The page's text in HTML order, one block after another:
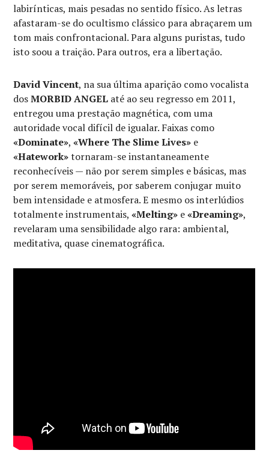
labirínticas, mais pesadas no sentido físico. As letras
afastaram-se do ocultismo clássico para abraçarem um
tom mais confrontacional. Para alguns puristas, tudo
isto soou a traição. Para outros, era a libertação.
David Vincent, na sua última aparição como vocalista
dosMORBID ANGEL até ao seu regresso em 2011,
entregou uma prestação magnética, com uma
autoridade vocal difícil de igualar. Faixas como
«Dominate»,«Where The Slime Lives» e
«Hatework»tornaram-se instantaneamente
reconhecíveis — não por serem simples e básicas, mas
por serem memoráveis, por saberem conjugar muito
bem intensidade e atmosfera. E mesmo os interlúdios
totalmente instrumentais,«Melting» e«Dreaming»,
revelaram uma sensibilidade algo rara: ambiental,
meditativa, quase cinematográfica.